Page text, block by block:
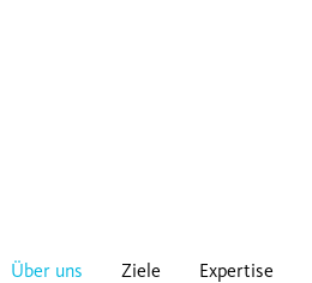
Über uns Ziele Expertise